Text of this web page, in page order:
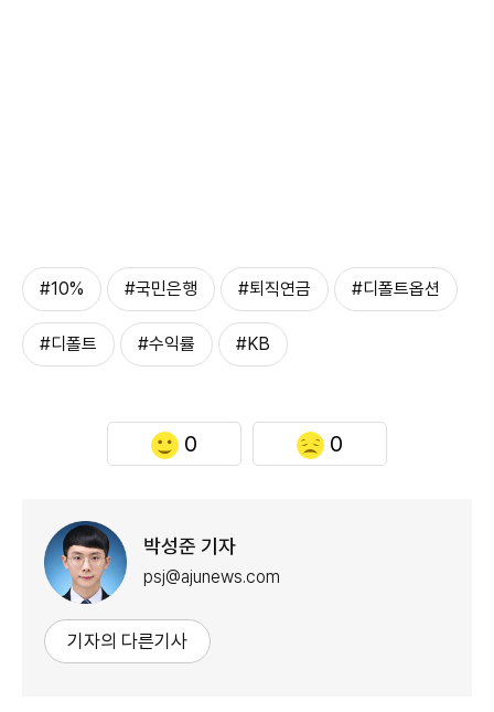
#10% #국민은행 #퇴직연금 #디폴트옵션
#디폴트 #수익률 #KB
0 0
박성준 기자
psj@ajunews.com
기자의 다른기사